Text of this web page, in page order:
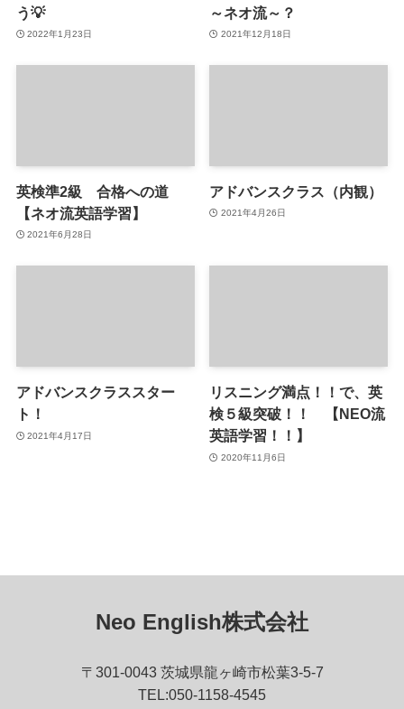
う💡
2022年1月23日
～ネオ流～？
2021年12月18日
英検準2級 合格への道
【ネオ流英語学習】
2021年6月28日
アドバンスクラス（内観）
2021年4月26日
アドバンスクラススター
ト！
2021年4月17日
リスニング満点！！で、英
検５級突破！！ 【NEO流
英語学習！！】
2020年11月6日
Neo English株式会社
〒301-0043 茨城県龍ヶ崎市松葉3-5-7
TEL:050-1158-4545